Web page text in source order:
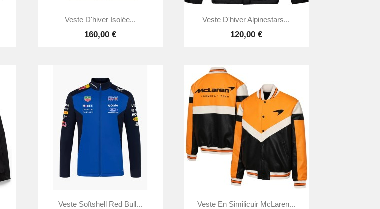
Aperçu rapide
Veste D'hiver Isolée...
160,00 €
Aperçu rapide
Veste D'hiver Alpinestars...
120,00 €
 Aperçu rapide
Veste Softshell Red Bull... Aperçu rapide
Veste En Similicuir McLaren...